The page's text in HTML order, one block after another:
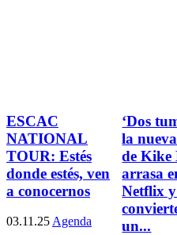
ESCAC
NATIONAL
TOUR: Estés
donde estés, ven
a conocernos
03.11.25 Agenda
‘Dos
la
de Kike
arrasa
Netflix y
un...